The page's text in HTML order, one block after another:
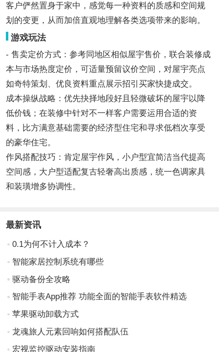
客户俨然置身于家中，感觉每一种资料的质感和空间规
划的变更，从而加倍直观地理解各类选项带来的影响。
游戏玩法
- 售卖定价方式：参考同地区相似屋宇售价，联合装修成
本与市场热度定价，可适量预留议价空间，对屋宇亮点
如奇特策划、优良资料重点展示招引买家快捷成交。
成本操纵战略：优先抉择地段好且轻微破坏的屋宇以降
低价钱；在装修中针对不一样客户需要运用合适的资
料，比方满意基础需要的经济型住宅和寻求低档次享受
的豪华住宅。
作风搭配技巧：肯定屋宇作风，小户型宜简洁当代提高
空间感，大户型适配复古轻奢高出质感，统一色调家具
和装璜增多协调性。
最新资讯
0.1为何不计入成本？
智能家居控制系统有哪些
驱动备份全攻略
智能手表App推荐 功能全面的智能手表软件精选
苹果驱动卸载方式
龙魂旅人元素回响如何搭配队伍
宏视监控驱动安装指南